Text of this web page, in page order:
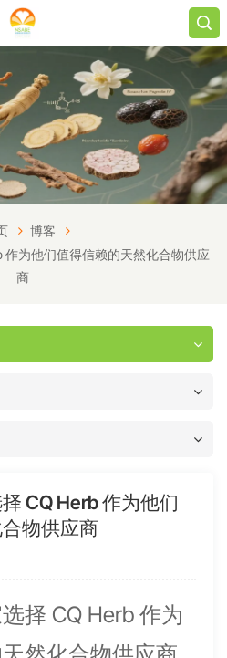
博客
作为他们值得信赖的天然化合物供应
商
CQ Herb 作为他们
物供应商
择 CQ Herb 作为